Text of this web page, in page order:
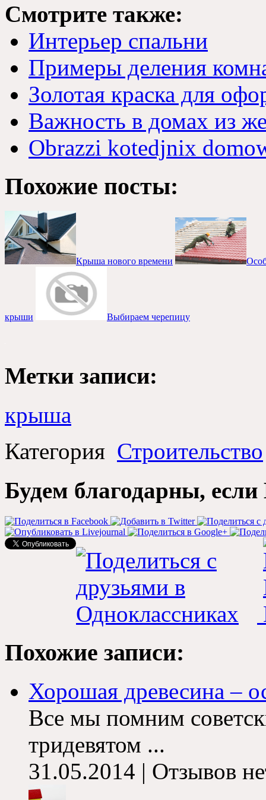
Смотрите также:
Интерьер спальни
Примеры деления
Золотая краска для
Важность в домах из
Obrazzi kotedjnix
Похожие посты:
Крыша нового времени
крыши Выбираем черепицу
Метки записи:
крыша
Категория Строительство
Будем благодарны, если
Похожие записи:
Хорошая древесина –
Все мы помним
тридевятом ...
31.05.2014 | Отзывов